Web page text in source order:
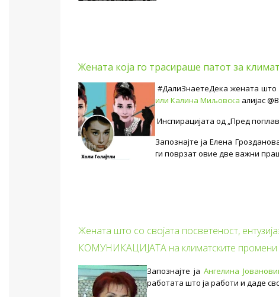
Жената која го трасираше патот за
#ДалиЗнаетеДека жената
или Калина Миљовска алијас
Инспирацијата од „Пред
Запознајте ја Елена
ги поврзат овие две важни
Жената што со својата посветеност,
КОМУНИКАЦИЈАТА на климатските промени
Запознајте јаАнгелина
работата што ја работи и даде